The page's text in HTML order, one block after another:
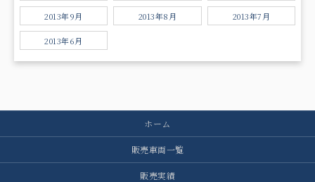
2013年9月 2013年8月 2013年7月
2013年6月
ホーム
販売車両一覧
販売実績